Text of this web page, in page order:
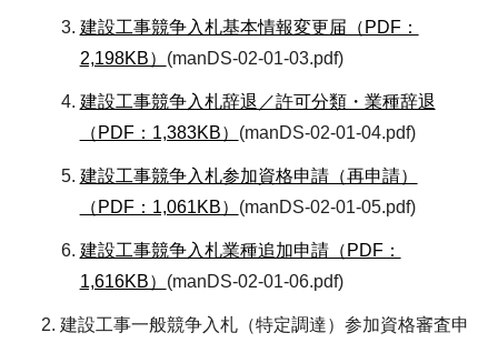
建設工事競争入札基本情報変更届（PDF：
2,198KB） (manDS-02-01-03.pdf)
建設工事競争入札辞退／許可分類・業種辞退
（PDF：1,383KB） (manDS-02-01-04.pdf)
建設工事競争入札参加資格申請（再申請）
（PDF：1,061KB） (manDS-02-01-05.pdf)
建設工事競争入札業種追加申請（PDF：
1,616KB） (manDS-02-01-06.pdf)
建設工事一般競争入札（特定調達）参加資格審査申